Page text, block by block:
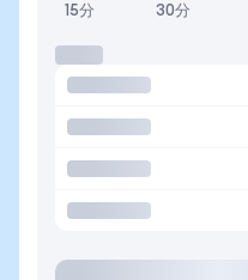
15分 30分